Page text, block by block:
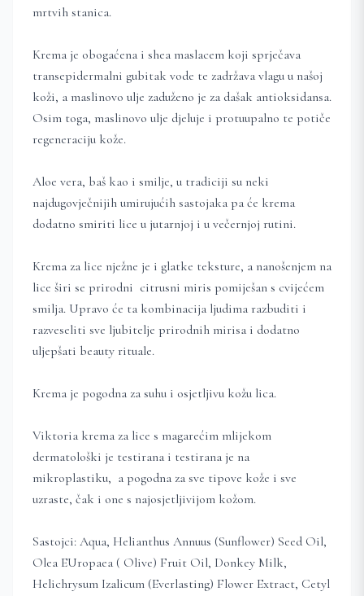
mrtvih stanica.
Krema je obogaćena i shea maslacem koji sprječava
transepidermalni gubitak vode te zadržava vlagu u našoj
koži, a maslinovo ulje zaduženo je za dašak antioksidansa.
Osim toga, maslinovo ulje djeluje i protuupalno te potiče
regeneraciju kože.
Aloe vera, baš kao i smilje, u tradiciji su neki
najdugovječnijih umirujućih sastojaka pa će krema
dodatno smiriti lice u jutarnjoj i u večernjoj rutini.
Krema za lice nježne je i glatke teksture, a nanošenjem na
lice širi se prirodni citrusni miris pomiješan s cvijećem
smilja. Upravo će ta kombinacija ljudima razbuditi i
razveseliti sve ljubitelje prirodnih mirisa i dodatno
uljepšati beauty rituale.
Krema je pogodna za suhu i osjetljivu kožu lica.
Viktoria krema za lice s magarećim mlijekom
dermatološki je testirana i testirana je na
mikroplastiku, a pogodna za sve tipove kože i sve
uzraste, čak i one s najosjetljivijom kožom.
Sastojci: Aqua, Helianthus Annuus (Sunflower) Seed Oil,
Olea EUropaea ( Olive) Fruit Oil, Donkey Milk,
Helichrysum Izalicum (Everlasting) Flower Extract, Cetyl